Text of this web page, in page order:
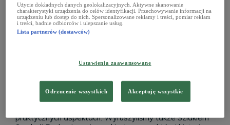
Polskie Radio zaprosiło do wspólnego świętowania
lata w Radomiu. Już od godziny 9.00 plac przy ul.
Bulwarowej stał się miejscem plenerowego wydania
kultowej audycji Lato z Radiem, którą poprowadzili
O czym powiemy w Lecie z Radiem?
Była to druga plenerowa audycja tegorocznej
wakacyjnej trasy oraz kolejny przystanek koncertowego
praktycznych aspektach. Wyruszyliśmy także Szlakiem
Użycie dokładnych danych geolokalizacyjnych. Aktywne skanowanie
charakterystyki urządzenia do celów identyfikacji. Przechowywanie informacji na
urządzeniu lub dostęp do nich. Spersonalizowane reklamy i treści, pomiar reklam
i treści, badnie odbiorców i ulepszanie usług.
Lista partnerów (dostawców)
Ustawienia zaawansowane
Odrzucenie wszystkich Akceptuję wszystkie